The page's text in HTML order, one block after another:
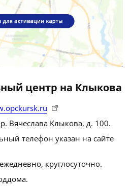
центр на Клыкова
Вячеслава Клыкова, д. 100.
телефон указан на сайте
ежедневно, круглосуточно.